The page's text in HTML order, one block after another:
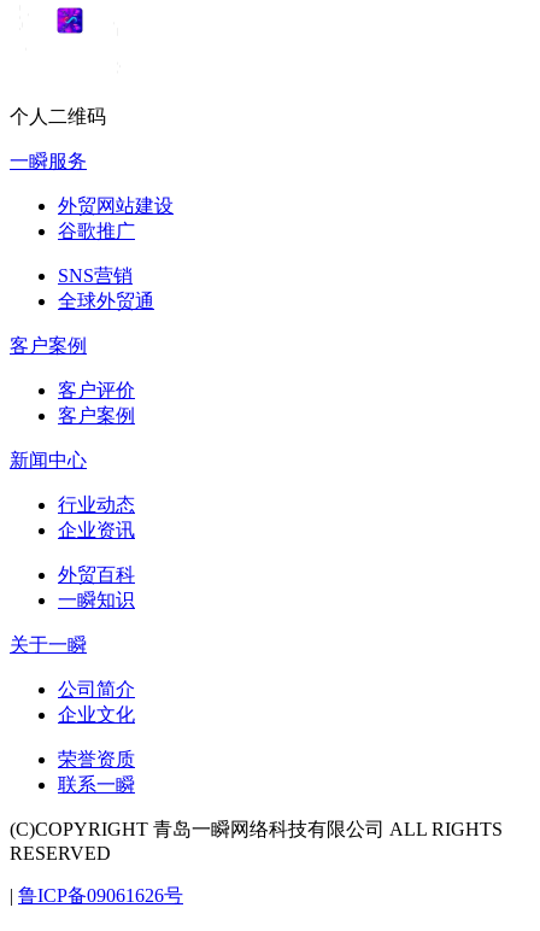
个人二维码
一瞬服务
外贸网站建设
谷歌推广
SNS营销
全球外贸通
客户案例
客户评价
客户案例
新闻中心
行业动态
企业资讯
外贸百科
一瞬知识
关于一瞬
公司简介
企业文化
荣誉资质
联系一瞬
(C)COPYRIGHT 青岛一瞬网络科技有限公司 ALL RIGHTS
RESERVED
| 鲁ICP备09061626号